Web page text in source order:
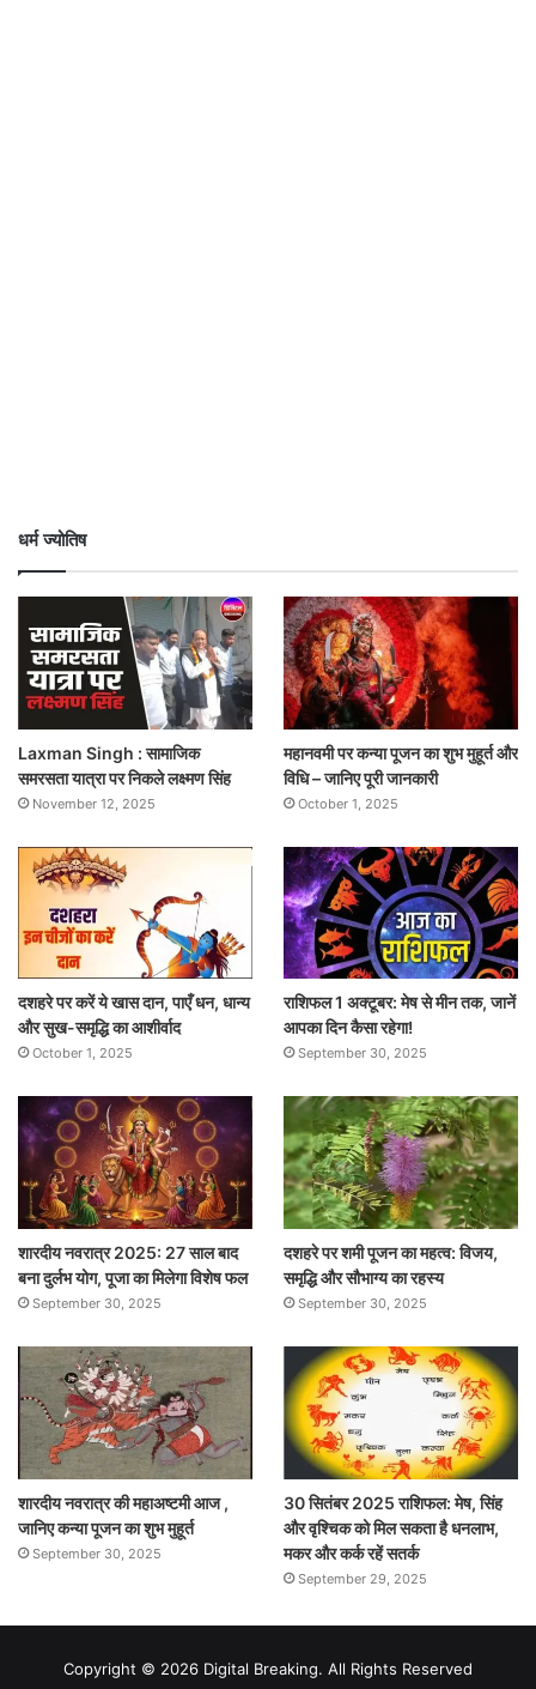
धर्म ज्योतिष
Laxman Singh : सामाजिक
समरसता यात्रा पर निकले लक्ष्मण सिंह
November 12, 2025
महानवमी पर कन्या पूजन का शुभ मुहूर्त और
विधि – जानिए पूरी जानकारी
October 1, 2025
दशहरे पर करें ये खास दान, पाएँ धन, धान्य
और सुख-समृद्धि का आशीर्वाद
October 1, 2025
राशिफल 1 अक्टूबर: मेष से मीन तक, जानें
आपका दिन कैसा रहेगा!
September 30, 2025
शारदीय नवरात्र 2025: 27 साल बाद
बना दुर्लभ योग, पूजा का मिलेगा विशेष फल
September 30, 2025
दशहरे पर शमी पूजन का महत्व: विजय,
समृद्धि और सौभाग्य का रहस्य
September 30, 2025
शारदीय नवरात्र की महाअष्टमी आज ,
जानिए कन्या पूजन का शुभ मुहूर्त
September 30, 2025
30 सितंबर 2025 राशिफल: मेष, सिंह
और वृश्चिक को मिल सकता है धनलाभ,
मकर और कर्क रहें सतर्क
September 29, 2025
Copyright © 2026 Digital Breaking. All Rights Reserved